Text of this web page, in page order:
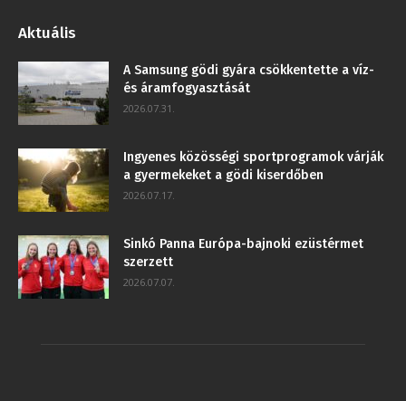
Aktuális
A Samsung gödi gyára csökkentette a víz-
és áramfogyasztását
2026.07.31.
Ingyenes közösségi sportprogramok várják
a gyermekeket a gödi kiserdőben
2026.07.17.
Sinkó Panna Európa-bajnoki ezüstérmet
szerzett
2026.07.07.